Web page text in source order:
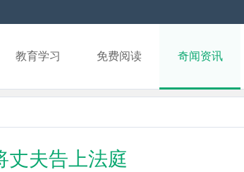
教育学习 免费阅读 奇闻资讯
丈夫告上法庭